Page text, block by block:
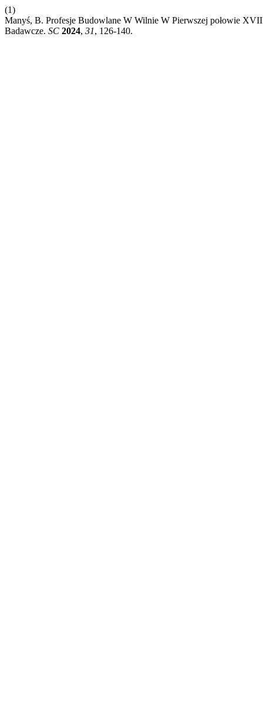
(1)
Manyś, B. Profesje Budowlane W Wilnie W Pierwszej połowie
Badawcze. SC 2024, 31, 126-140.